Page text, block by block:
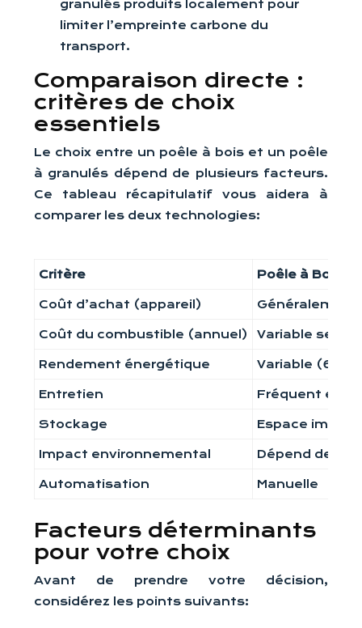
granulés produits localement pour
limiter l’empreinte carbone du
transport.
Comparaison directe :
critères de choix
essentiels
Le choix entre un poêle à bois et un poêle
à granulés dépend de plusieurs facteurs.
Ce tableau récapitulatif vous aidera à
comparer les deux technologies:
Critère Poêle à Bois
Coût d’achat (appareil)
Coût du combustible (annuel) Variable selon
Rendement énergétique Variable (60%
Entretien Fréquent et
Stockage Espace
Impact environnemental Dépend de la
Automatisation Manuelle
Facteurs déterminants
pour votre choix
Avant de prendre votre décision,
considérez les points suivants: